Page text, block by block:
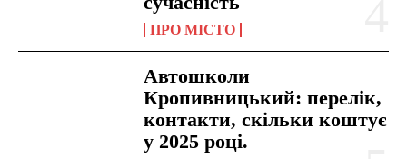
ПРО МІСТО
Автошколи
Кропивницький: перелік,
контакти, скільки коштує
у 2025 році.